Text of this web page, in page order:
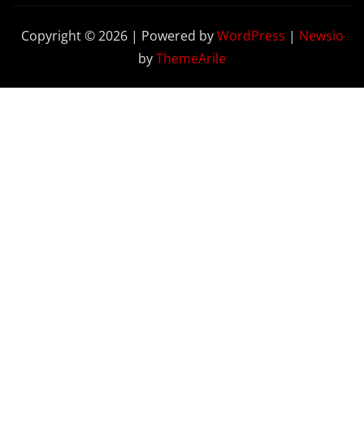
Copyright © 2026 | Powered byWordPress | Newsio
byThemeArile